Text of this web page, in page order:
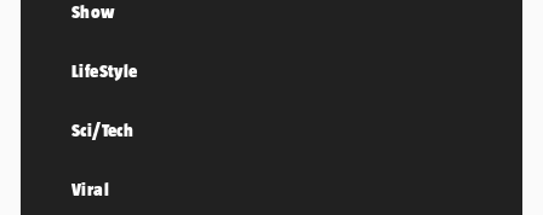
Show
LifeStyle
Sci/Tech
Viral